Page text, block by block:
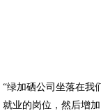
“绿加硒公司坐落在我
就业的岗位，然后增